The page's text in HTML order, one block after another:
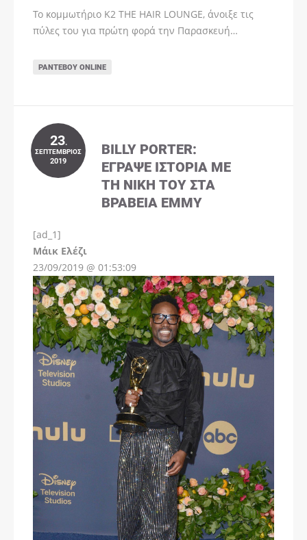
Το κομμωτήριο K2 THE HAIR LOUNGE, άνοιξε τις
πύλες του για πρώτη φορά την Παρασκευή…
ΡΑΝΤΕΒΟΎ ONLINE
23.
ΣΕΠΤΈΜΒΡΙΟΣ
2019
BILLY PORTER:
ΈΓΡΑΨΕ ΙΣΤΟΡΊΑ ΜΕ
ΤΗ ΝΊΚΗ ΤΟΥ ΣΤΑ
ΒΡΑΒΕΊΑ EMMY
[ad_1]
Μάικ ΕλέζιInstagram
23/09/2019 @ 01:53:09